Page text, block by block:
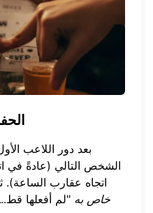
بعد دور اللاعب
الشخص التالي (عادةً في
اتجاه عقارب الساعة).
خاص به "لم أفعلها